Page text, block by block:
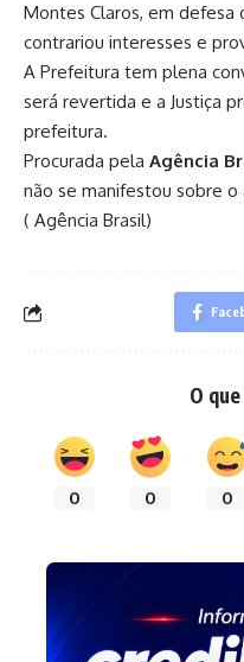
Montes Claros, em defesa
contrariou interesses e
A Prefeitura tem plena
será revertida e a Justiça
prefeitura.
Procurada pela Agência
não se manifestou sobre o
( Agência Brasil)
O
0 0 0